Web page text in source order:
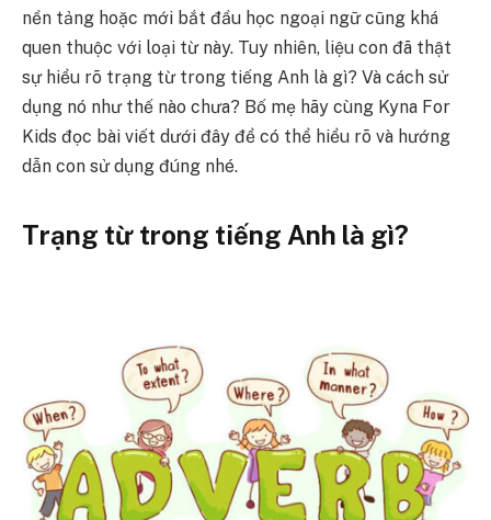
nền tảng hoặc mới bắt đầu học ngoại ngữ cũng khá
quen thuộc với loại từ này. Tuy nhiên, liệu con đã thật
sự hiểu rõ trạng từ trong tiếng Anh là gì? Và cách sử
dụng nó như thế nào chưa? Bố mẹ hãy cùng Kyna For
Kids đọc bài viết dưới đây để có thể hiểu rõ và hướng
dẫn con sử dụng đúng nhé.
Trạng từ trong tiếng Anh là gì?